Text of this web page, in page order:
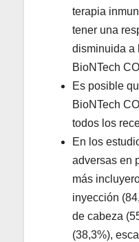
terapia
tener una
disminuida a
BioNTech
Es posible
BioNTech
todos los
En los
adversas en
más
inyección
de cabeza
(38,3%),